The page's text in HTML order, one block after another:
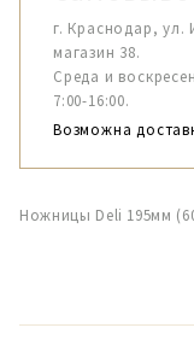
г. Краснодар, ул.
магазин 38.
Среда и
7:00-16:00.
Возможна
Ножницы Deli 195мм